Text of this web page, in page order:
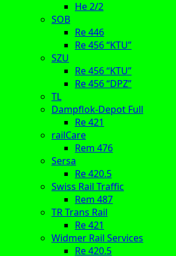
He 2/2
SOB
Re 446
Re 456 “KTU”
SZU
Re 456 “KTU”
Re 456 “DPZ”
TL
Dampflok-Depot Full
Re 421
railCare
Rem 476
Sersa
Re 420.5
Swiss Rail Traffic
Rem 487
TR Trans Rail
Re 421
Widmer Rail Services
Re 420.5